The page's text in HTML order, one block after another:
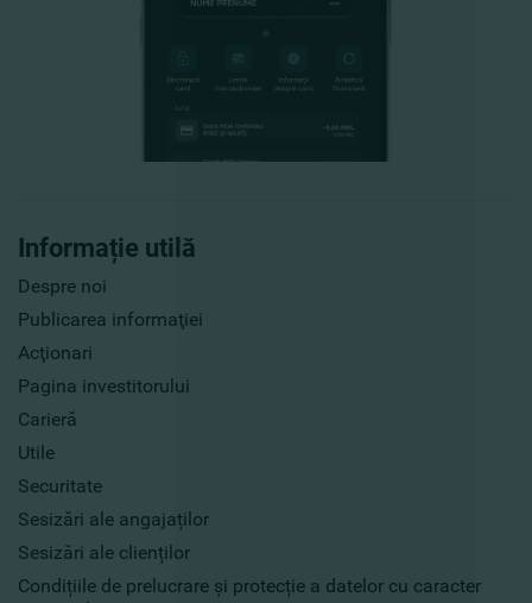
Informație utilă
Despre noi
Publicarea informaţiei
Acţionari
Pagina investitorului
Carieră
Utile
Securitate
Sesizări ale angajaților
Sesizări ale clienților
Condițiile de prelucrare și protecție a datelor cu caracter